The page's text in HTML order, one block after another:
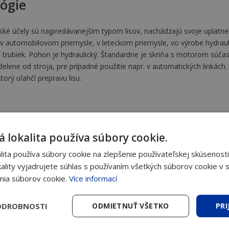
účely sú najpredávanejším typom lisov, nachádzajú svoje
automobilovom priemysle, v leteckom priemysle, vo výrobe
Pohon je hydraulický. Štandardne je skriňa s motorom
od stroja, pre prípadné použitie napr. v automatických
uľahčí prepravu lisu.
zariadenie najlepšie využijete.
lokalita používa súbory cookie.
používa súbory cookie na zlepšenie používateľskej
vyjadrujete súhlas s používaním všetkých súborov cookie v
súborov cookie. Více informací
ODMIETNUŤ VŠETKO